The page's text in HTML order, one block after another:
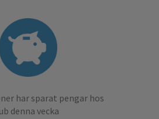
har sparat pengar hos
denna vecka